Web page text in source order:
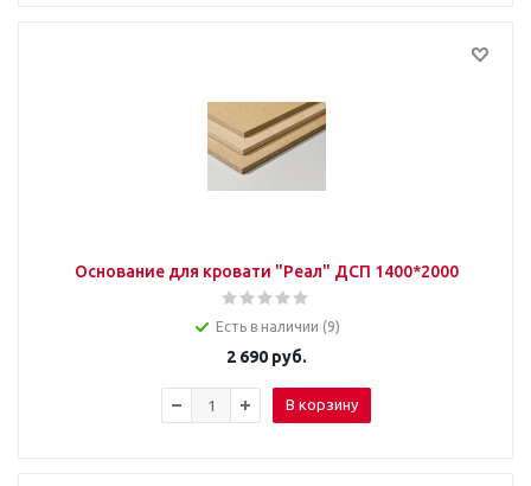
Основание для кровати "Реал" ДСП 1400*2000
Есть в наличии (9)
2 690руб.
В корзину